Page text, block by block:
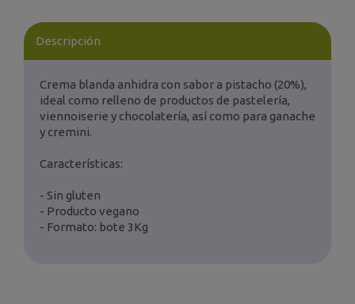
Descripción
Crema blanda anhidra con sabor a pistacho (20%),
ideal como relleno de productos de pastelería,
viennoiserie y chocolatería, así como para ganache
y cremini.
Características:
- Sin gluten
- Producto vegano
- Formato: bote 3Kg